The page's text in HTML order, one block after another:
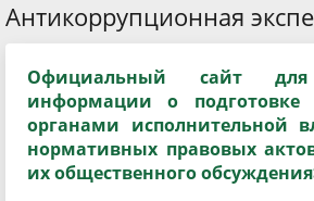
Антикоррупционная
Официальный сайт для
информации о подготовке
органами исполнительной
нормативных правовых
их общественного